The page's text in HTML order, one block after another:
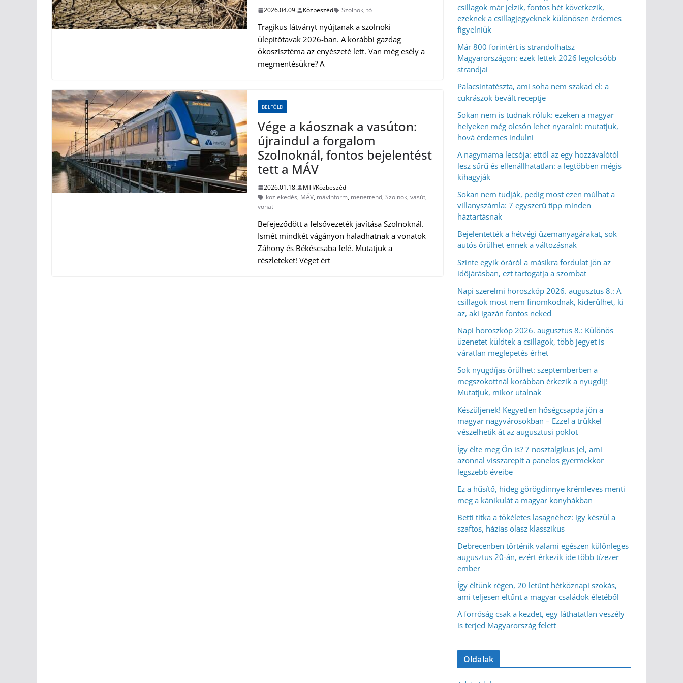
2026.04.09. Közbeszéd Szolnok,tó
Tragikus látványt nyújtanak a szolnoki
ülepítőtavak 2026-ban. A korábbi gazdag
ökoszisztéma az enyészeté lett. Van még esély a
megmentésükre? A
BELFÖLD
Vége a káosznak a vasúton:
újraindul a forgalom
Szolnoknál, fontos bejelentést
tett a MÁV
2026.01.18.
MTI/Közbeszéd
közlekedés, MÁV, mávinform, menetrend,Szolnok,vasút,
vonat
Befejeződött a felsővezeték javítása Szolnoknál.
Ismét mindkét vágányon haladhatnak a vonatok
Záhony és Békéscsaba felé. Mutatjuk a
részleteket! Véget ért
csillagok már jelzik, fontos hét következik,
ezeknek a csillagjegyeknek különösen érdemes
figyelniük
Már 800 forintért is strandolhatsz
Magyarországon: ezek lettek 2026 legolcsóbb
strandjai
Palacsintatészta, ami soha nem szakad el: a
cukrászok bevált receptje
Sokan nem is tudnak róluk: ezeken a magyar
helyeken még olcsón lehet nyaralni: mutatjuk,
hová érdemes indulni
A nagymama lecsója: ettől az egy hozzávalótól
lesz sűrű és ellenállhatatlan: a legtöbben mégis
kihagyják
Sokan nem tudják, pedig most ezen múlhat a
villanyszámla: 7 egyszerű tipp minden
háztartásnak
Bejelentették a hétvégi üzemanyagárakat, sok
autós örülhet ennek a változásnak
Szinte egyik óráról a másikra fordulat jön az
időjárásban, ezt tartogatja a szombat
Napi szerelmi horoszkóp 2026. augusztus 8.: A
csillagok most nem finomkodnak, kiderülhet, ki
az, aki igazán fontos neked
Napi horoszkóp 2026. augusztus 8.: Különös
üzenetet küldtek a csillagok, több jegyet is
váratlan meglepetés érhet
Sok nyugdíjas örülhet: szeptemberben a
megszokottnál korábban érkezik a nyugdíj!
Mutatjuk, mikor utalnak
Készüljenek! Kegyetlen hőségcsapda jön a
magyar nagyvárosokban – Ezzel a trükkel
vészelhetik át az augusztusi poklot
Így élte meg Ön is? 7 nosztalgikus jel, ami
azonnal visszarepít a panelos gyermekkor
legszebb éveibe
Ez a hűsítő, hideg görögdinnye krémleves menti
meg a kánikulát a magyar konyhákban
Betti titka a tökéletes lasagnéhez: így készül a
szaftos, házias olasz klasszikus
Debrecenben történik valami egészen különleges
augusztus 20-án, ezért érkezik ide több tízezer
ember
Így éltünk régen, 20 letűnt hétköznapi szokás,
ami teljesen eltűnt a magyar családok életéből
A forróság csak a kezdet, egy láthatatlan veszély
is terjed Magyarország felett
Oldalak